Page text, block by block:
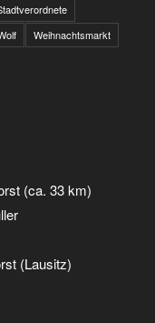
Weihnachtsmarkt
(ca. 33 km)
(Lausitz)